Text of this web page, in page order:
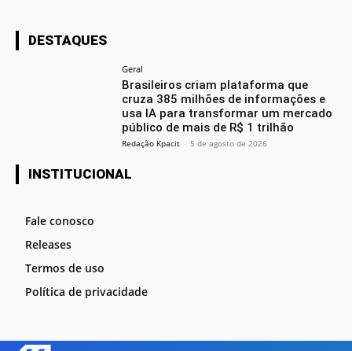
DESTAQUES
Geral
Brasileiros criam plataforma que
cruza 385 milhões de informações e
usa IA para transformar um mercado
público de mais de R$ 1 trilhão
Redação Kpacit - 5 de agosto de 2026
INSTITUCIONAL
Fale conosco
Releases
Termos de uso
Política de privacidade